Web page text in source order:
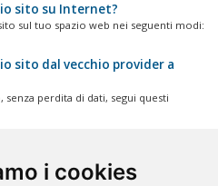
i cookies
sito su Internet?
sul tuo spazio web nei seguenti modi:
sito dal vecchio provider a
perdita di dati, segui questi
pannello di controllo?
DirectAdmin nei seguenti modi: